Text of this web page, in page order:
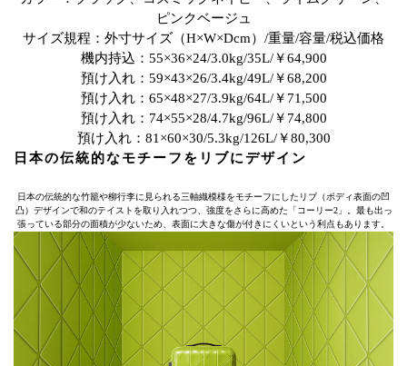
ピンクベージュ
サイズ規程：外寸サイズ（H×W×Dcm）/重量/容量/税込価格
機内持込：55×36×24/3.0kg/35L/￥64,900
預け入れ：59×43×26/3.4kg/49L/￥68,200
預け入れ：65×48×27/3.9kg/64L/￥71,500
預け入れ：74×55×28/4.7kg/96L/￥74,800
預け入れ：81×60×30/5.3kg/126L/￥80,300
日本の伝統的なモチーフをリブにデザイン
日本の伝統的な竹籠や柳行李に見られる三軸織模様をモチーフにしたリブ（ボディ表面の凹
凸）デザインで和のテイストを取り入れつつ、強度をさらに高めた「コーリー2」。最も出っ
張っている部分の面積が少ないため、表面に大きな傷が付きにくいという利点もあります。